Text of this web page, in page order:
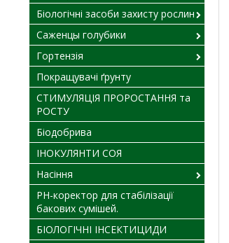
Біологічні засоби захисту рослин
Саженцы голубики
Гортензія
Покращувачі ґрунту
СТИМУЛЯЦІЯ ПРОРОСТАННЯ та
РОСТУ
Біодобрива
ІНОКУЛЯНТИ СОЯ
Насіння
PH-коректор для стабілізації
бакових сумішей.
БІОЛОГІЧНІ ІНСЕКТИЦИДИ